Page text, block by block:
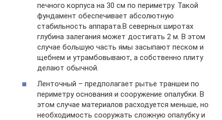
печного корпуса на 30 см по периметру. Такой
фундамент обеспечивает абсолютную
стабильность аппарата.В северных широтах
глубина залегания может достигать 2 м. В этом
случае большую часть ямы засыпают песком и
щебнем и утрамбовывают, а собственно плиту
делают обычной.
Ленточный – предполагает рытье траншеи по
периметру основания и сооружение опалубки. В
этом случае материалов расходуется меньше, но
необходимость сооружать сложную опалубку и